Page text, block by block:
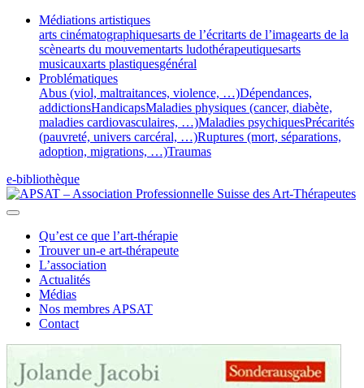
Médiations artistiques
arts cinématographiquesarts de l’écritarts de l’imagearts de la
scènearts du mouvementarts ludothérapeutiquesarts
musicauxarts plastiquesgénéral
Problématiques
Abus (viol, maltraitances, violence, …)Dépendances,
addictionsHandicapsMaladies physiques (cancer, diabète,
maladies cardiovasculaires, …)Maladies psychiquesPrécarités
(pauvreté, univers carcéral, …)Ruptures (mort, séparations,
adoption, migrations, …)Traumas
e-bibliothèque
Qu’est ce que l’art-thérapie
Trouver un-e art-thérapeute
L’association
Actualités
Médias
Nos membres APSAT
Contact